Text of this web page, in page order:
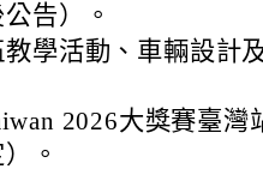
告）。
學活動、車輛設計
2026大獎賽臺
。